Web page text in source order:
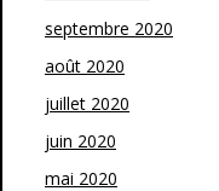
septembre 2020
août 2020
juillet 2020
juin 2020
mai 2020